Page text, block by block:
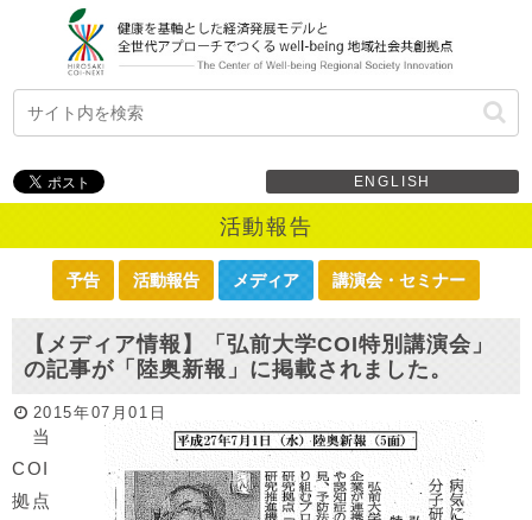
ENGLISH
活動報告
予告 活動報告 メディア 講演会・セミナー
【メディア情報】「弘前大学COI特別講演会」
の記事が「陸奥新報」に掲載されました。
2015年07月01日
当
COI
拠点